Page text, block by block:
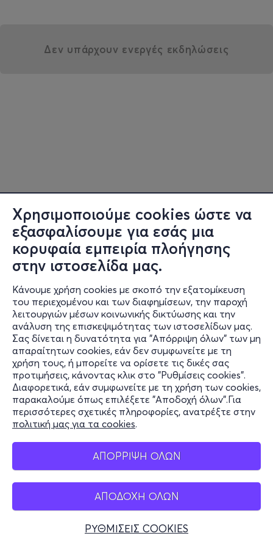
Χρησιμοποιούμε cookies ώστε να
εξασφαλίσουμε για εσάς μια
κορυφαία εμπειρία πλοήγησης
στην ιστοσελίδα μας.
Κάνουμε χρήση cookies με σκοπό την εξατομίκευση
του περιεχομένου και των διαφημίσεων, την παροχή
λειτουργιών μέσων κοινωνικής δικτύωσης και την
ανάλυση της επισκεψιμότητας των ιστοσελίδων μας.
Σας δίνεται η δυνατότητα για "Απόρριψη όλων" των μη
απαραίτητων cookies, εάν δεν συμφωνείτε με τη
χρήση τους, ή μπορείτε να ορίσετε τις δικές σας
προτιμήσεις, κάνοντας κλικ στο "Ρυθμίσεις cookies".
Διαφορετικά, εάν συμφωνείτε με τη χρήση των cookies,
παρακαλούμε όπως επιλέξετε "Αποδοχή όλων".Για
περισσότερες σχετικές πληροφορίες, ανατρέξτε στην
πολιτική μας για τα cookies.
ΑΠΟΡΡΙΨΗ ΟΛΩΝ
ΑΠΟΔΟΧΗ ΟΛΩΝ
ΡΥΘΜΙΣΕΙΣ COOKIES
Δεν υπάρχουν ενεργές εκδηλώσεις